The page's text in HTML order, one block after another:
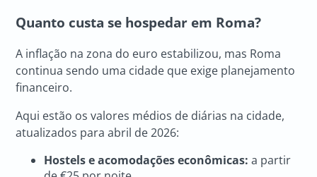
Quanto custa se hospedar em Roma?
A inflação na zona do euro estabilizou, mas Roma
continua sendo uma cidade que exige planejamento
financeiro.
Aqui estão os valores médios de diárias na cidade,
atualizados para abril de 2026:
Hostels e acomodações econômicas: a partir